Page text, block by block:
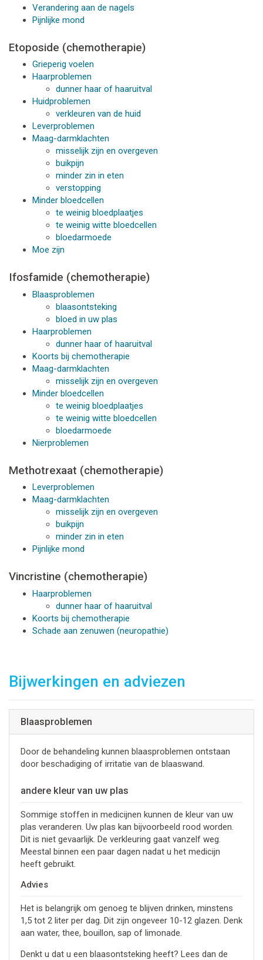
Verandering aan de nagels
Pijnlijke mond
Etoposide (chemotherapie)
Grieperig voelen
Haarproblemen
dunner haar of haaruitval
Huidproblemen
verkleuren van de huid
Leverproblemen
Maag-darmklachten
misselijk zijn en overgeven
buikpijn
minder zin in eten
verstopping
Minder bloedcellen
te weinig bloedplaatjes
te weinig witte bloedcellen
bloedarmoede
Moe zijn
Ifosfamide (chemotherapie)
Blaasproblemen
blaasontsteking
bloed in uw plas
Haarproblemen
dunner haar of haaruitval
Koorts bij chemotherapie
Maag-darmklachten
misselijk zijn en overgeven
Minder bloedcellen
te weinig bloedplaatjes
te weinig witte bloedcellen
bloedarmoede
Nierproblemen
Methotrexaat (chemotherapie)
Leverproblemen
Maag-darmklachten
misselijk zijn en overgeven
buikpijn
minder zin in eten
Pijnlijke mond
Vincristine (chemotherapie)
Haarproblemen
dunner haar of haaruitval
Koorts bij chemotherapie
Schade aan zenuwen (neuropathie)
Bijwerkingen en adviezen
Blaasproblemen
Door de behandeling kunnen blaasproblemen ontstaan
door beschadiging of irritatie van de blaaswand.
andere kleur van uw plas
Sommige stoffen in medicijnen kunnen de kleur van uw
plas veranderen. Uw plas kan bijvoorbeeld rood worden.
Dit is niet gevaarlijk. De verkleuring gaat vanzelf weg.
Meestal binnen een paar dagen nadat u het medicijn
heeft gebruikt.
Advies
Het is belangrijk om genoeg te blijven drinken, minstens
1,5 tot 2 liter per dag. Dit zijn ongeveer 10-12 glazen. Denk
aan water, thee, bouillon, sap of limonade.
Denkt u dat u een blaasontsteking heeft? Lees dan de